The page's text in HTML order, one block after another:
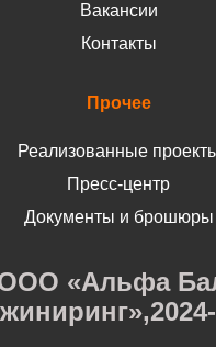
Вакансии
Контакты
Прочее
Реализованные
Пресс-центр
Документы и брошюры
«Альфа